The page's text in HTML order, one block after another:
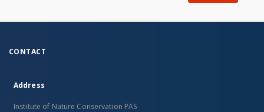
CONTACT
Address
Institute of Nature Conservation PAS